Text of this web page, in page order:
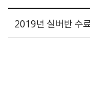
2019년 실버반 수